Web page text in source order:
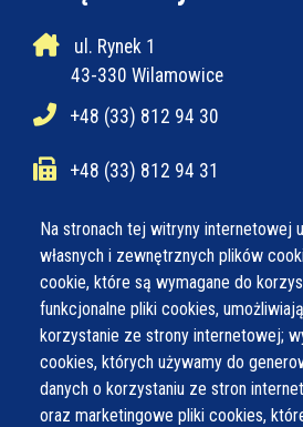
Na stronach tej witryny internetowej
własnych i zewnętrznych plików
cookie, które są wymagane do
funkcjonalne pliki cookies,
korzystanie ze strony internetowej;
cookies, których używamy do
danych o korzystaniu ze stron
oraz marketingowe pliki cookies,
ul. Rynek 1
43-330 Wilamowice
+48 (33) 812 94 30
+48 (33) 812 94 31
ug@wilamowice.pl
Poniedziałek
Wtorek
Środa
Czwartek
Piątek